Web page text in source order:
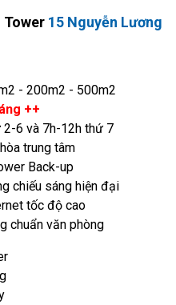
Tower 15 Nguyễn Lương
- 200m2 - 500m2
++
2-6 và 7h-12h thứ 7
trung tâm
Back-up
chiếu sáng hiện đại
tốc độ cao
chuẩn văn phòng